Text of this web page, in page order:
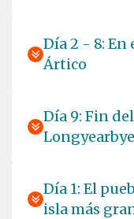
Día 2 - 8: En
Ártico
Día 9: Fin
Día 1: El
isla más